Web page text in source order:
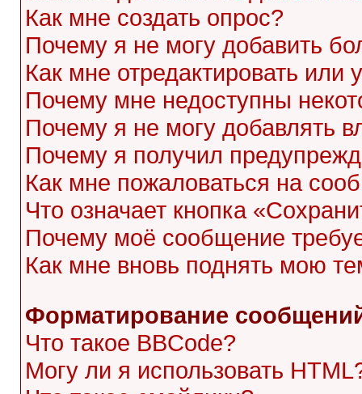
Как мне создать опрос?
Почему я не могу добавить
Как мне отредактировать или
Почему мне недоступны
Почему я не могу добавлять
Почему я получил
Как мне пожаловаться на
Что означает кнопка
Почему моё сообщение
Как мне вновь поднять мою
Форматирование
Что такое BBCode?
Могу ли я использовать